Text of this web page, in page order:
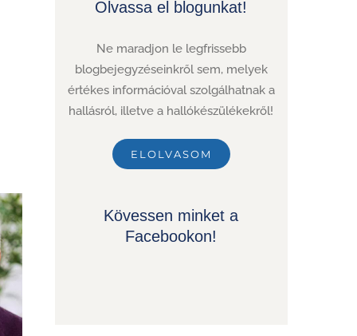
Olvassa el blogunkat!
Ne maradjon le legfrissebb
blogbejegyzéseinkről sem, melyek
értékes információval szolgálhatnak a
hallásról, illetve a hallókészülékekről!
ELOLVASOM
Kövessen minket a
Facebookon!